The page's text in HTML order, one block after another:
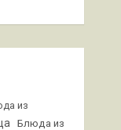
из
Блюда из